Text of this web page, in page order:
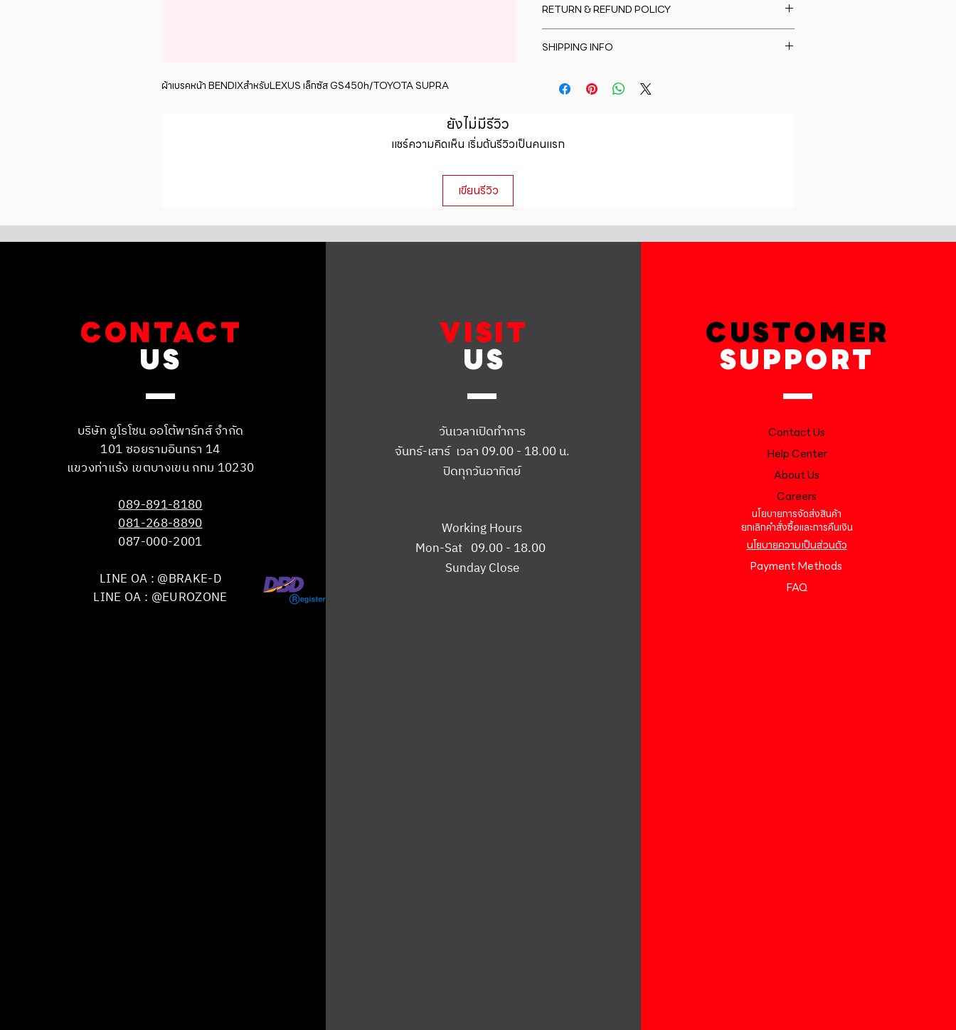
ผ้าเบรคหน้า BENDIXสำหรับLEXUS เล็กซัส GS450h/TOYOTA SUPRA
information about your product such as sizing,
material, care and cleaning instructions. This is also a
great space to write what makes this product
RETURN & REFUND POLICY
to let your customers know what to do in case they
straightforward refund or exchange policy is a great
way to build trust and reassure your customers that
SHIPPING INFO
information about your shipping methods,
can buy from you with confidence.
ยังไม่มีรีวิว
แชร์ความคิดเห็น เริ่มต้นรีวิวเป็นคนแรก
เขียนรีวิว
CONTACT
US
บริษัท ยูโรโซน ออโต้พาร์ทส์ จำกัด
101 ซอยรามอินทรา 14
แขวงท่าแร้ง เขตบางเขน กทม 10230
089-891-8180
081-268-8890
087-000-2001
LINE OA : @BRAKE-D
LINE OA : @EUROZONE
VISIT
US
วันเวลาเปิดทำการ
จันทร์-เสาร์ เวลา 09.00 - 18.00 น.
ปิดทุกวันอาทิตย์
Working Hours
Mon-Sat 09.00 - 18.00
Sunday Close
CUSTOMER
SUPPORT
Contact Us
Help Center
About Us
Careers
นโยบายการจัดส่งสินค้า
ยกเลิกคำสั่งซื้อและการคืนเงิน
นโยบายความเป็นส่วนตัว
Payment Methods
FAQ